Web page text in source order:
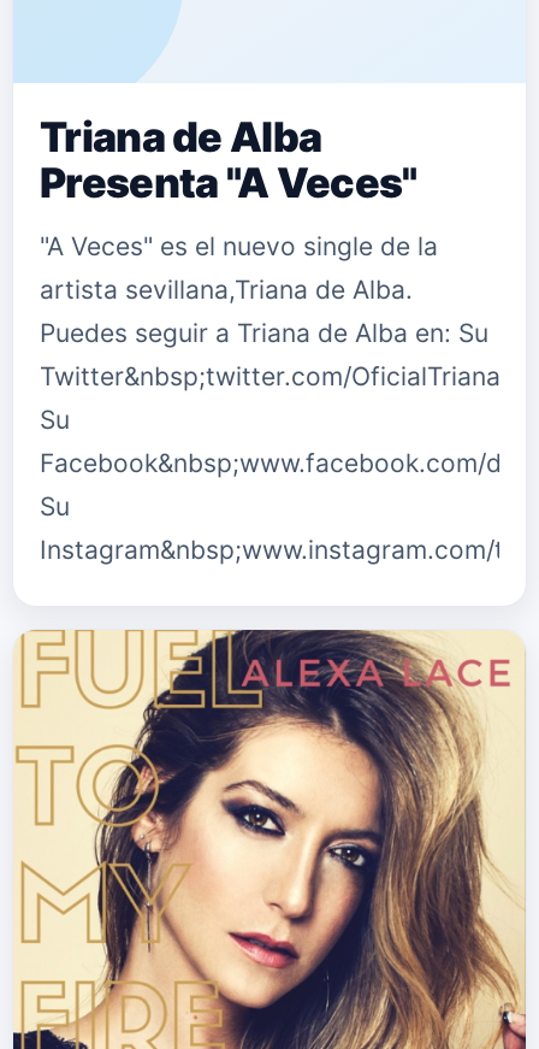
Triana de Alba
Presenta "A Veces"
"A Veces" es el nuevo single de la
artista sevillana,Triana de Alba.
Puedes seguir a Triana de Alba en: Su
Twitter&nbsp;twitter.com/OficialTriana
Su
Facebook&nbsp;www.facebook.com/
Su
Instagram&nbsp;www.instagram.com/